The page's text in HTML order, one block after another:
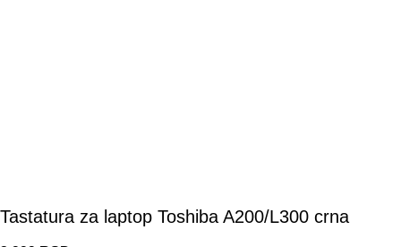
Tastatura za laptop Toshiba A200/L300 crna